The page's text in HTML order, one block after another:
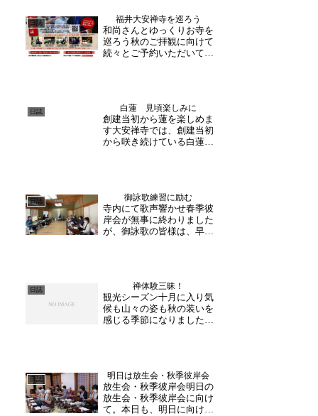
日誌 福井大安禅寺を巡ろう
和尚さんとゆっくりお寺を
巡ろう秋のご拝観に向けて
続々とご予約いただいてお
す！早速ご参加下さった方
にもご好評いただいており
ます。歴史好きの方や、
よ...
日誌 白蓮 見頃楽しみに
創建当初から蓮を楽しめま
す大安禅寺では、創建当初
から咲き続けている白蓮が
潜り抜けまっすぐに伸びた
先に咲く白い蓮が魅力的カ
メラ片手に撮影を楽しまれ
る...
日誌 御詠歌練習に励む
寺内にて歌声響かせ春季彼
岸会が無事に終わりました
が、御詠歌の皆様は、早速
の歌だけの練習となりまし
た。本日も練習お疲れ様で
した。いつもありがとう
ご...
日誌 禅体験三昧！
観光シーズン十月に入り気
候も山々の姿も秋の装いを
感じる季節になりました。
さっています。今日は雨模
様の福井でしたが、午前午
後と県外から団体様が法
話...
日誌 明日は放生会・秋季彼岸会
放生会・秋季彼岸会明日の
放生会・秋季彼岸会に向け
て。本日も、明日に向けて